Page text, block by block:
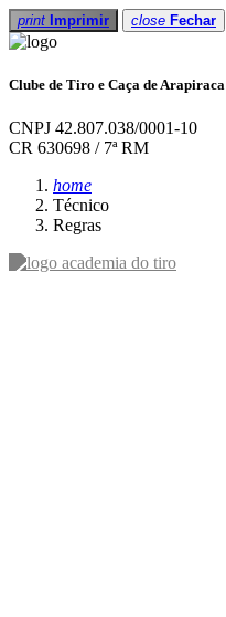
print Imprimir close Fechar
Clube de Tiro e Caça de Arapiraca
CNPJ 42.807.038/0001-10
CR 630698 / 7ª RM
home
Técnico
Regras